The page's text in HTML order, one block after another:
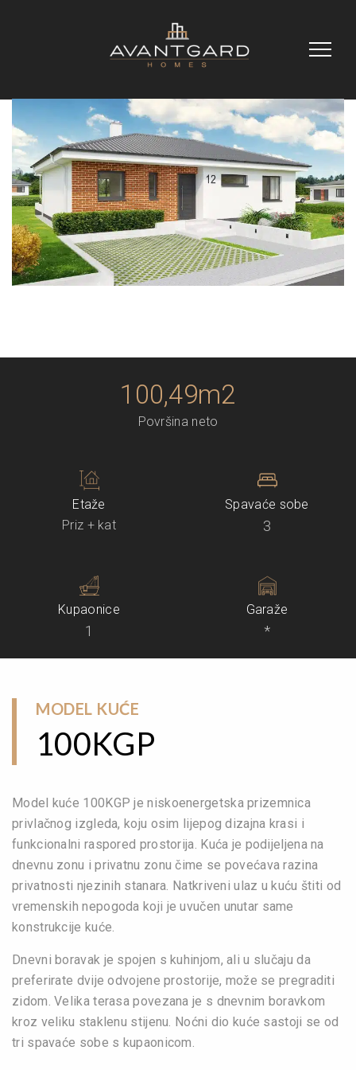
100,49m2
Površina neto
Etaže
Priz + kat
Spavaće sobe
3
Kupaonice
1
Garaže
*
MODEL KUĆE
100KGP
Model kuće 100KGP je niskoenergetska prizemnica
privlačnog izgleda, koju osim lijepog dizajna krasi i
funkcionalni raspored prostorija. Kuća je podijeljena na
dnevnu zonu i privatnu zonu čime se povećava razina
privatnosti njezinih stanara. Natkriveni ulaz u kuću štiti od
vremenskih nepogoda koji je uvučen unutar same
konstrukcije kuće.
Dnevni boravak je spojen s kuhinjom, ali u slučaju da
preferirate dvije odvojene prostorije, može se pregraditi
zidom. Velika terasa povezana je s dnevnim boravkom
kroz veliku staklenu stijenu. Noćni dio kuće sastoji se od
tri spavaće sobe s kupaonicom.